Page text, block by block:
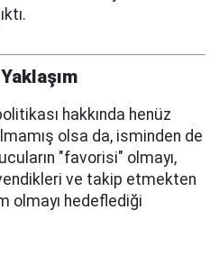
hakkında henüz
olsa da, isminden de
"favorisi" olmayı,
ve takip etmekten
olmayı hedeflediği